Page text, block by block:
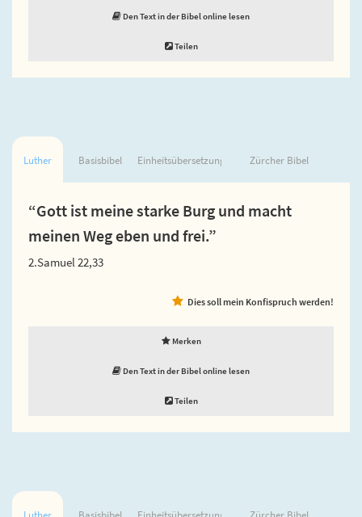
Den Text in der Bibel online lesen
Teilen
Luther Basisbibel Einheitsübersetzung Zürcher Bibel
“Gott ist meine starke Burg und macht
meinen Weg eben und frei.”
2.Samuel 22,33
Dies soll mein Konfispruch werden!
Merken
Den Text in der Bibel online lesen
Teilen